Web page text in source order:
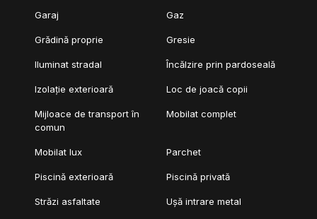
Garaj Gaz
Grădină proprie Gresie
Iluminat stradal Încălzire prin pardoseală
Izolație exterioară Loc de joacă copii
Mijloace de transport în
comun
Mobilat complet
Mobilat lux Parchet
Piscină exterioară Piscină privată
Străzi asfaltate Ușă intrare metal